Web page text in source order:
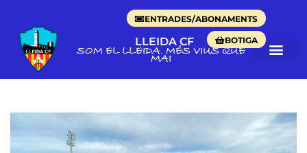
ENTRADES/ABONAMENTS
BOTIGA
LLEIDA CF
SOM EL LLEIDA. MÉS VIUS QUE
MAI